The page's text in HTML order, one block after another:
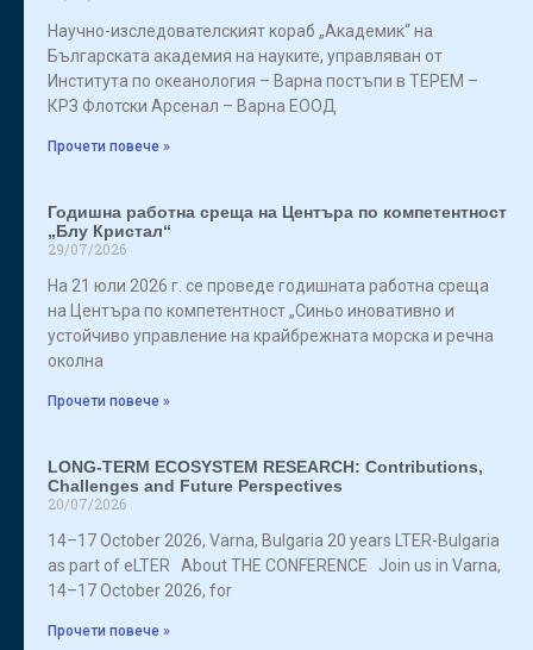
Научно-изследователският кораб „Академик“ на
Българската академия на науките, управляван от
Института по океанология – Варна постъпи в ТЕРЕМ –
КРЗ Флотски Арсенал – Варна ЕООД
Прочети повече »
Годишна работна среща на Центъра по компетентност
„Блу Кристал“
29/07/2026
На 21 юли 2026 г. се проведе годишната работна среща
на Центъра по компетентност „Синьо иновативно и
устойчиво управление на крайбрежната морска и речна
околна
Прочети повече »
LONG-TERM ECOSYSTEM RESEARCH: Contributions,
Challenges and Future Perspectives
20/07/2026
14–17 October 2026, Varna, Bulgaria 20 years LTER-Bulgaria
as part of eLTER About THE CONFERENCE Join us in Varna,
14–17 October 2026, for
Прочети повече »